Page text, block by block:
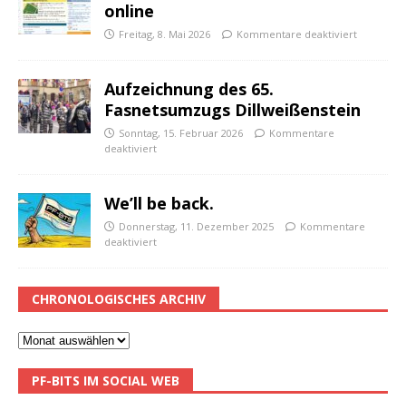
online
Freitag, 8. Mai 2026 Kommentare deaktiviert
Aufzeichnung des 65.
Fasnetsumzugs Dillweißenstein
Sonntag, 15. Februar 2026
Kommentare
deaktiviert
We’ll be back.
Donnerstag, 11. Dezember 2025
Kommentare
deaktiviert
CHRONOLOGISCHES ARCHIV
PF-BITS IM SOCIAL WEB